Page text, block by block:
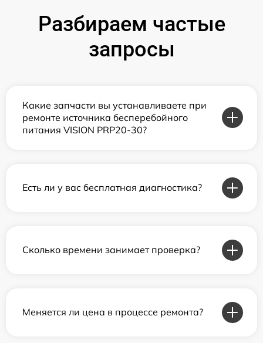
Разбираем частые
запросы
Какие запчасти вы устанавливаете при
ремонте источника бесперебойного
питания VISION PRP20-30?
Есть ли у вас бесплатная диагностика?
Сколько времени занимает проверка?
Меняется ли цена в процессе ремонта?